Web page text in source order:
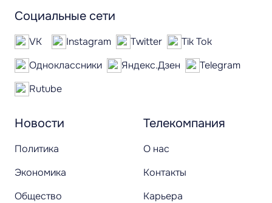
Новости
Политика
Экономика
Общество
Телекомпания
О нас
Контакты
Карьера
Социальные сети
VK Instagram Twitter
Tik Tok
Одноклассники
Яндекс.Дзен
Telegram
Rutube